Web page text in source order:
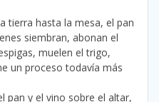
tierra hasta la mesa, el pan
siembran, abonan el
muelen el trigo,
un proceso todavía más
pan y el vino sobre el altar,